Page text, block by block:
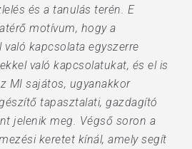
és a tanulás terén. E
motívum, hogy a
való kapcsolata egyszerre
való kapcsolatukat, és el is
MI sajátos, ugyanakkor
tapasztalati, gazdagító
jelenik meg. Végső soron a
keretet kínál, amely segít